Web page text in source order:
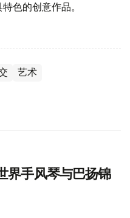
色的创意作品。
艺术
界手风琴与巴扬锦